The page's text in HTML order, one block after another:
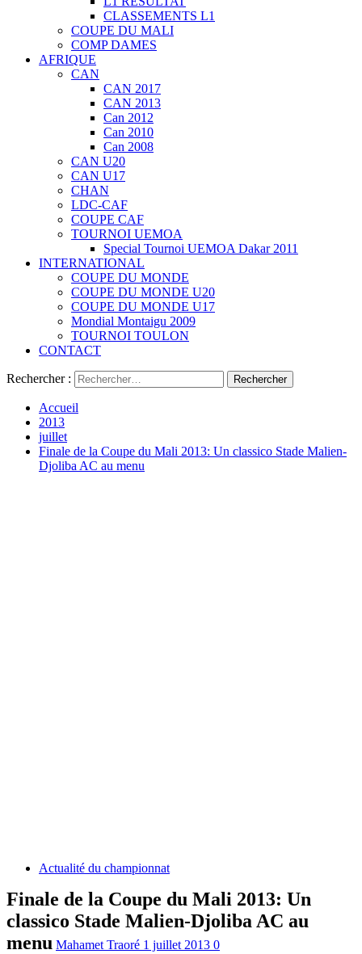
CLASSEMENTS L1
COUPE DU MALI
COMP DAMES
AFRIQUE
CAN
CAN 2017
CAN 2013
Can 2012
Can 2010
Can 2008
CAN U20
CAN U17
CHAN
LDC-CAF
COUPE CAF
TOURNOI UEMOA
Special Tournoi UEMOA Dakar 2011
INTERNATIONAL
COUPE DU MONDE
COUPE DU MONDE U20
COUPE DU MONDE U17
Mondial Montaigu 2009
TOURNOI TOULON
CONTACT
Rechercher :
Accueil
2013
juillet
Finale de la Coupe du Mali 2013: Un classico Stade Malien-
Djoliba AC au menu
Actualité du championnat
Finale de la Coupe du Mali 2013: Un
classico Stade Malien-Djoliba AC au
menu Mahamet Traoré 1 juillet 2013 0